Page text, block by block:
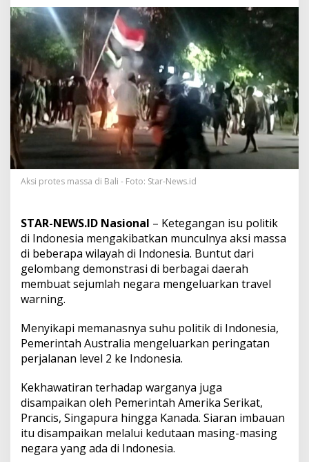
o
d
i
I
n
d
n
e
s
i
a
S
e
j
l
a
h
N
e
g
K
e
l
r
k
a
n
T
r
Aksi protes massa di Bali - Foto: Star-News.id
STAR-NEWS.ID Nasional – Ketegangan isu politik
di Indonesia mengakibatkan munculnya aksi massa
di beberapa wilayah di Indonesia. Buntut dari
gelombang demonstrasi di berbagai daerah
membuat sejumlah negara mengeluarkan travel
warning.
Menyikapi memanasnya suhu politik di Indonesia,
Pemerintah Australia mengeluarkan peringatan
perjalanan level 2 ke Indonesia.
Kekhawatiran terhadap warganya juga
disampaikan oleh Pemerintah Amerika Serikat,
Prancis, Singapura hingga Kanada. Siaran imbauan
itu disampaikan melalui kedutaan masing-masing
negara yang ada di Indonesia.